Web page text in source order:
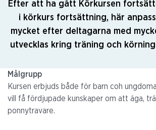
Efter att ha gått Körkursen
i körkurs fortsättning, här
mycket efter deltagarna med
utvecklas kring träning och
Målgrupp
Kursen erbjuds både för barn coh
vill få fördjupade kunskaper om att äga,
ponnytravare.